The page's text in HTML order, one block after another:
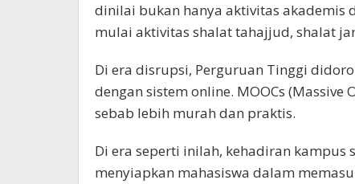
dinilai bukan hanya aktivitas akademis
mulai aktivitas shalat tahajjud, shalat
Di era disrupsi, Perguruan Tinggi
dengan sistem online. MOOCs
sebab lebih murah dan praktis.
Di era seperti inilah, kehadiran kampus
menyiapkan mahasiswa dalam